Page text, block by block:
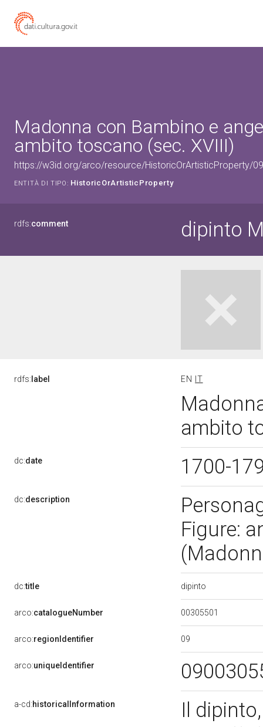
Madonna con Bambino e
ambito toscano (sec. XVIII)
https://w3id.org/arco/resource/HistoricOrArtisticProperty/
ENTITÀ DI TIPO: HistoricOrArtisticProperty
rdfs:comment dipinto
rdfs: label EN IT
ambito
dc:date 1700-
dc:description
Figure:
dc:title dipinto
arco:catalogueNumber 00305501
arco:regionIdentifier 09
arco:uniqueIdentifier
a-cd:historicalInformation
Il